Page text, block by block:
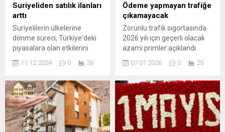
Suriyeliden satılık ilanları
arttı
Suriyelilerin ülkelerine
dönme süreci, Türkiye'deki
piyasalara olan etkilerini
Ekonomi, iş gücü ve sosyal
yansımaları hakkında bilgi
edinin.
11.12.2024 0 26
Ödeme yapmayan trafiğe
çıkamayacak
Zorunlu trafik sigortasında
2026 yılı için geçerli olacak
azami primler açıklandı.
üzeri otobüslerin sigorta
yaklaşırken, sigortasını
yaptırmayan araçlar için
ceza ve trafikten men
uygulaması devam edecek.
07.01.2026 0 25